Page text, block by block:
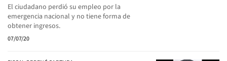
El ciudadano perdió su empleo por la
emergencia nacional y no tiene forma de
obtener ingresos.
07/07/20